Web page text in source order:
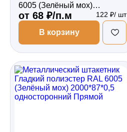
6005 (Зелёный мох)
1800*87*0,4 односторонний
Прямой
от 68 ₽/п.м 122 ₽/ шт
В корзину